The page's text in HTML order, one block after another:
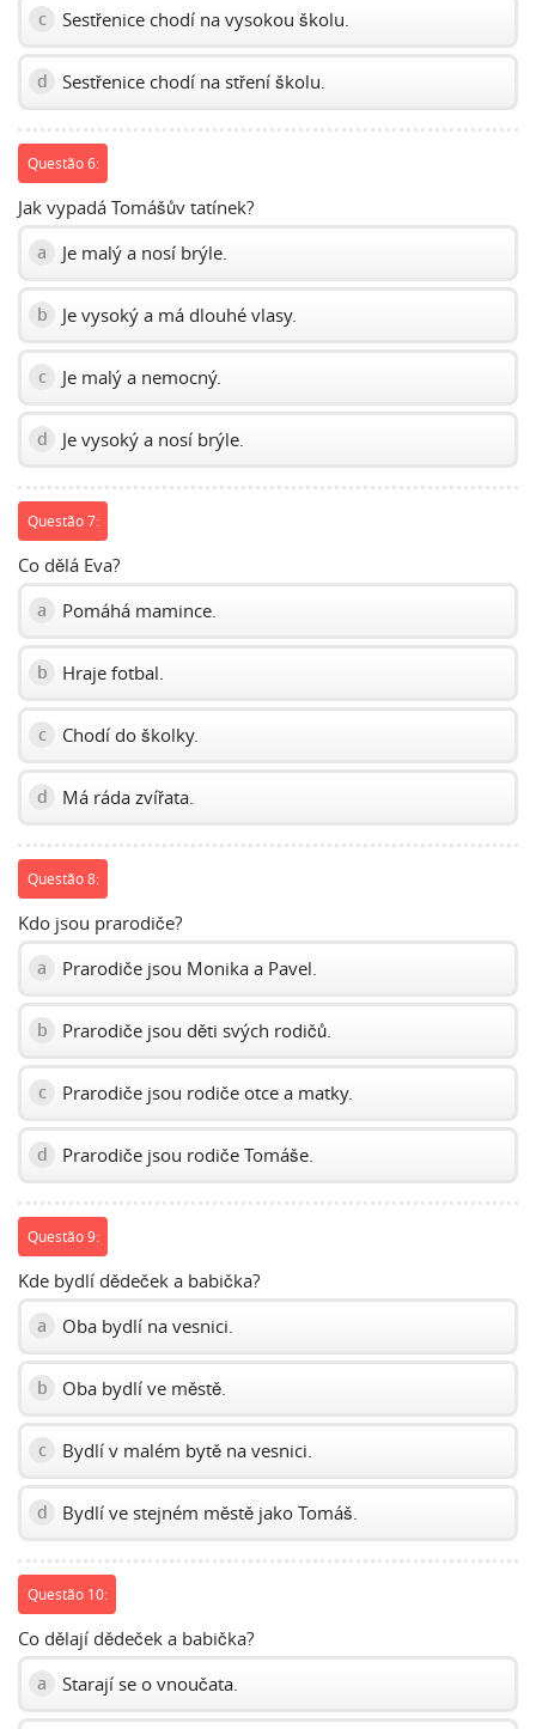
c Sestřenice chodí na vysokou školu.
d Sestřenice chodí na stření školu.
Questão 6:
Jak vypadá Tomášův tatínek?
a Je malý a nosí brýle.
b Je vysoký a má dlouhé vlasy.
c Je malý a nemocný.
d Je vysoký a nosí brýle.
Questão 7:
Co dělá Eva?
a Pomáhá mamince.
b Hraje fotbal.
c Chodí do školky.
d Má ráda zvířata.
Questão 8:
Kdo jsou prarodiče?
a Prarodiče jsou Monika a Pavel.
b Prarodiče jsou děti svých rodičů.
c Prarodiče jsou rodiče otce a matky.
d Prarodiče jsou rodiče Tomáše.
Questão 9:
Kde bydlí dědeček a babička?
a Oba bydlí na vesnici.
b Oba bydlí ve městě.
c Bydlí v malém bytě na vesnici.
d Bydlí ve stejném městě jako Tomáš.
Questão 10:
Co dělají dědeček a babička?
a Starají se o vnoučata.